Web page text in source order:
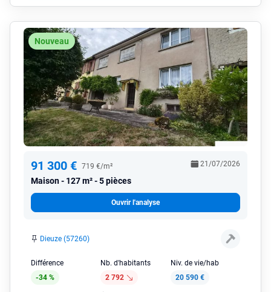
Nouveau
91 300 € 719 €/m²
Maison 127 m² - 5 pièces
21/07/2026
Ouvrir l'analyse
Dieuze (57260)
Différence
-34 %
Nb. d'habitants
2 792
Niv. de vie/hab
20 590 €